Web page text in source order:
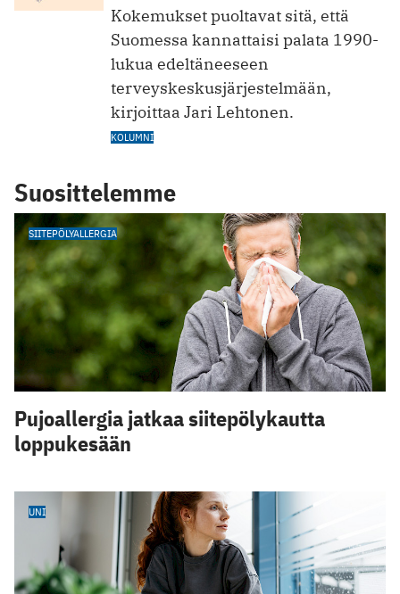
Kokemukset puoltavat sitä, että
Suomessa kannattaisi palata 1990-
lukua edeltäneeseen
terveyskeskusjärjestelmään,
kirjoittaa Jari Lehtonen.
KOLUMNI
Suosittelemme
SIITEPÖLYALLERGIA
Pujoallergia jatkaa siitepölykautta
loppukesään
UNI